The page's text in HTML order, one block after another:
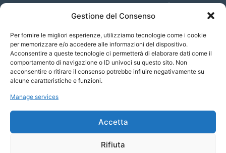
Gestione del Consenso
Per fornire le migliori esperienze, utilizziamo tecnologie come i cookie
per memorizzare e/o accedere alle informazioni del dispositivo.
Acconsentire a queste tecnologie ci permetterà di elaborare dati come il
comportamento di navigazione o ID univoci su questo sito. Non
acconsentire o ritirare il consenso potrebbe influire negativamente su
alcune caratteristiche e funzioni.
Manage services
Accetta
Rifiuta
MINI MINI 3 porte Cooper Classic
28.200,00 €
MINI Clubman Cooper Yours DCT automatica
39.550,00 €
MINI MINI 5 porte Cooper S Classic auto